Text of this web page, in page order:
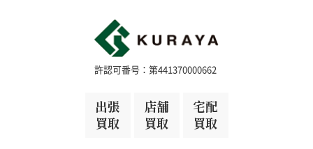
許認可番号：第441370000662
出張
買取
店舗
買取
宅配
買取